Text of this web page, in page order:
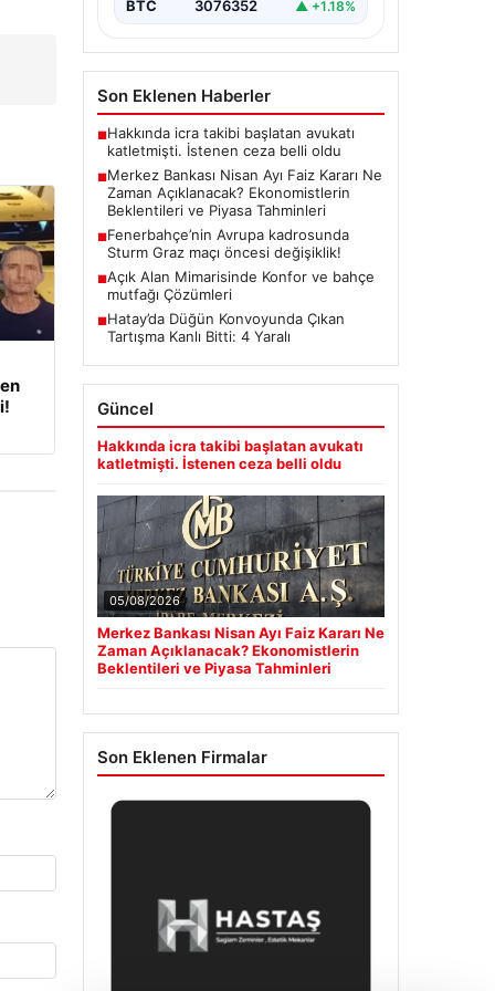
Kurulu, Nisan ayı faiz kararını
BTC 3076352 ▲ +1.18%
Son Eklenen Haberler
■Hakkında icra takibi başlatan avukatı
katletmişti. İstenen ceza belli oldu
■Merkez Bankası Nisan Ayı Faiz Kararı Ne
Zaman Açıklanacak? Ekonomistlerin
Beklentileri ve Piyasa Tahminleri
■Fenerbahçe’nin Avrupa kadrosunda
Sturm Graz maçı öncesi değişiklik!
■Açık Alan Mimarisinde Konfor ve bahçe
mutfağı Çözümleri
■Hatay’da Düğün Konvoyunda Çıkan
Tartışma Kanlı Bitti: 4 Yaralı
Güncel
Hakkında icra takibi başlatan avukatı
katletmişti. İstenen ceza belli oldu
05/08/2026
Merkez Bankası Nisan Ayı Faiz Kararı Ne
Zaman Açıklanacak? Ekonomistlerin
Beklentileri ve Piyasa Tahminleri
Son Eklenen Firmalar